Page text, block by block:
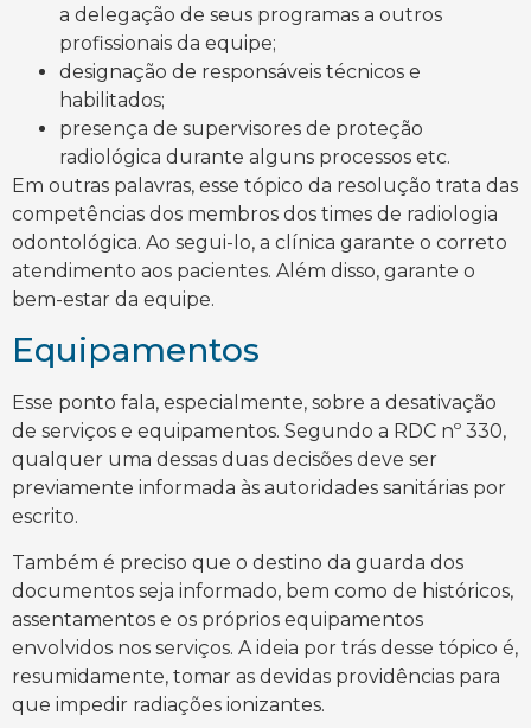
a delegação de seus programas a outros
profissionais da equipe;
designação de responsáveis técnicos e
habilitados;
presença de supervisores de proteção
radiológica durante alguns processos etc.
Em outras palavras, esse tópico da resolução trata das
competências dos membros dos times de radiologia
odontológica. Ao segui-lo, a clínica garante o correto
atendimento aos pacientes. Além disso, garante o
bem-estar da equipe.
Equipamentos
Esse ponto fala, especialmente, sobre a desativação
de serviços e equipamentos. Segundo a RDC nº 330,
qualquer uma dessas duas decisões deve ser
previamente informada às autoridades sanitárias por
escrito.
Também é preciso que o destino da guarda dos
documentos seja informado, bem como de históricos,
assentamentos e os próprios equipamentos
envolvidos nos serviços. A ideia por trás desse tópico é,
resumidamente, tomar as devidas providências para
que impedir radiações ionizantes.